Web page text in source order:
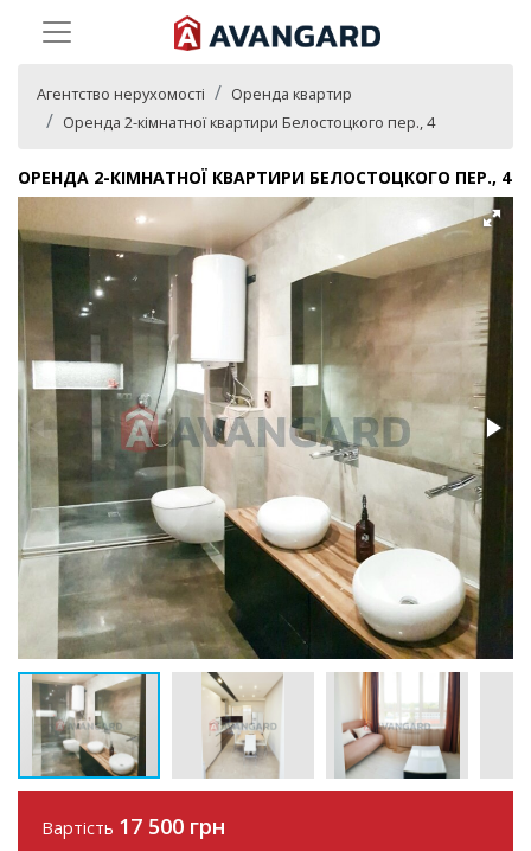
Агентство нерухомості
Оренда квартир
Оренда 2-кімнатної квартири Белостоцкого пер., 4
ОРЕНДА 2-КІМНАТНОЇ КВАРТИРИ БЕЛОСТОЦКОГО ПЕР., 4
Вартість 17 500 грн